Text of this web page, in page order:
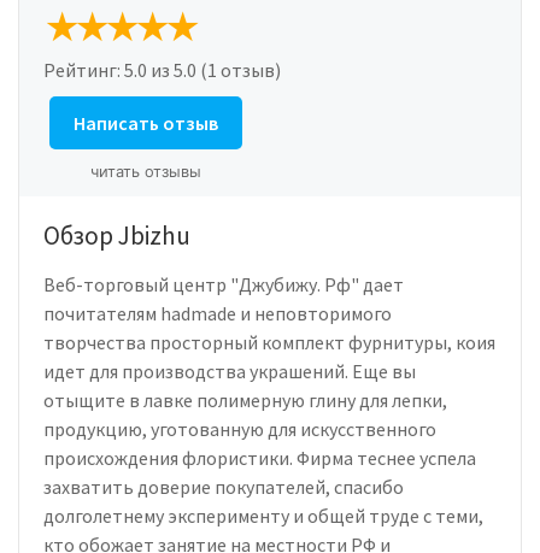
Рейтинг: 5.0 из 5.0 (1 отзыв)
Написать отзыв
читать отзывы
Обзор Jbizhu
Веб-торговый центр "Джубижу. Рф" дает
почитателям hadmade и неповторимого
творчества просторный комплект фурнитуры, коия
идет для производства украшений. Еще вы
отыщите в лавке полимерную глину для лепки,
продукцию, уготованную для искусственного
происхождения флористики. Фирма теснее успела
захватить доверие покупателей, спасибо
долголетнему эксперименту и общей труде с теми,
кто обожает занятие на местности РФ и